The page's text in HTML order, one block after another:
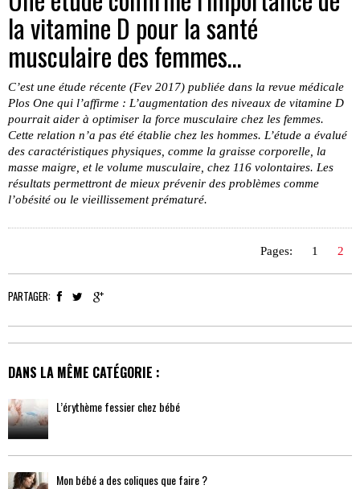
la vitamine D pour la santé
musculaire des femmes…
C’est une étude récente (Fev 2017) publiée dans la revue médicale
Plos One qui l’affirme : L’augmentation des niveaux de vitamine D
pourrait aider à optimiser la force musculaire chez les femmes.
Cette relation n’a pas été établie chez les hommes. L’étude a évalué
des caractéristiques physiques, comme la graisse corporelle, la
masse maigre, et le volume musculaire, chez 116 volontaires. Les
résultats permettront de mieux prévenir des problèmes comme
l’obésité ou le vieillissement prématuré.
Pages: 1 2
PARTAGER:
DANS LA MÊME CATÉGORIE :
L’érythème fessier chez bébé
Mon bébé a des coliques que faire ?